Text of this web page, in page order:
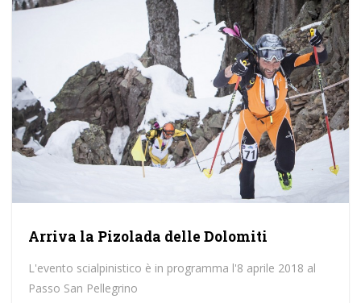
Arriva la Pizolada delle Dolomiti
L'evento scialpinistico è in programma l'8 aprile 2018 al
Passo San Pellegrino